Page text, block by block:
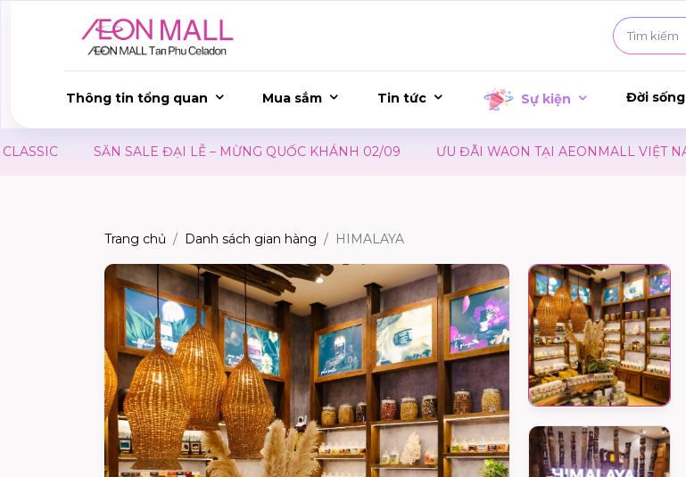
Thông tin tổng quan Mua sắm Tin tức Sự kiện Đời sống
SĂN SALE ĐẠI LỄ – MỪNG QUỐC KHÁNH 02/09 ƯU ĐÃI WAON TẠI AEONMALL VIỆT NAM –
Trang chủ Danh sách gian hàng HIMALAYA